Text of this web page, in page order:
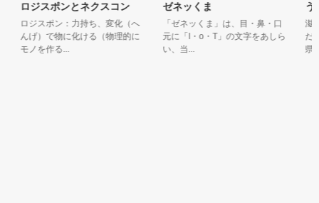
ロジスポンとネクスコン
ロジスポン：力持ち、変化（へ
んげ）で物に化ける（物理的に
モノを作る...
ゼネッくま
「ゼネッくま」は、目・鼻・口
元に「I・o・T」の文字をあしら
い、当...
う
滋
だ
県の